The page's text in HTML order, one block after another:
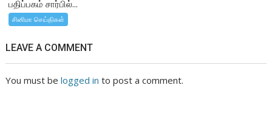
பதிப்பகம் சார்பில்...
சினிமா செய்திகள்
LEAVE A COMMENT
You must belogged in to post a comment.